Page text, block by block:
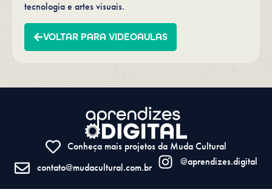
tecnologia e artes visuais.
VOLTAR PARA VIDEOAULAS
Conheça mais projetos da Muda Cultural
contato@mudacultural.com.br
@aprendizes.digital